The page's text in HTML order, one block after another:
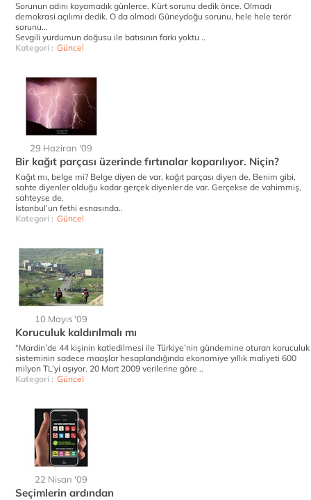
Sorunun adını koyamadık günlerce. Kürt sorunu dedik önce. Olmadı
demokrasi açılımı dedik. O da olmadı Güneydoğu sorunu, hele hele terör
sorunu…
Sevgili yurdumun doğusu ile batısının farkı yoktu ..
Kategori : Güncel
29 Haziran '09
Bir kağıt parçası üzerinde fırtınalar koparılıyor. Niçin?
Kağıt mı, belge mi? Belge diyen de var, kağıt parçası diyen de. Benim gibi,
sahte diyenler olduğu kadar gerçek diyenler de var. Gerçekse de vahimmiş,
sahteyse de.
İstanbul’un fethi esnasında..
Kategori : Güncel
10 Mayıs '09
Koruculuk kaldırılmalı mı
“Mardin’de 44 kişinin katledilmesi ile Türkiye’nin gündemine oturan koruculuk
sisteminin sadece maaşlar hesaplandığında ekonomiye yıllık maliyeti 600
milyon TL’yi aşıyor. 20 Mart 2009 verilerine göre ..
Kategori : Güncel
22 Nisan '09
Seçimlerin ardından